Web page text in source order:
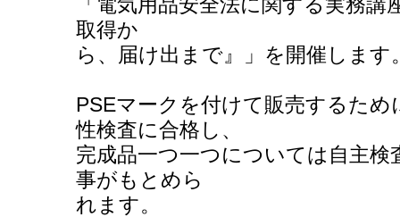
取得か
ら、届け出まで』」を開催します
PSEマークを付けて販売するた
性検査に合格し、
完成品一つ一つについては自主
事がもとめら
れます。